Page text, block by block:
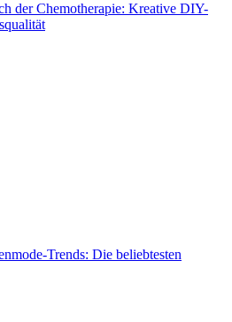
der Chemotherapie: Kreative DIY-
Trends: Die beliebtesten